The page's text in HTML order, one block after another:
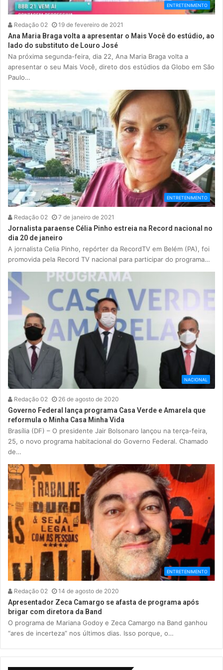
ENTRETENIMENTO
Redação 02 19 de fevereiro de 2021
Ana Maria Braga volta a apresentar o Mais Você do estúdio, ao
lado do substituto de Louro José
Na próxima segunda-feira, dia 22, Ana Maria Braga volta a
apresentar o seu Mais Você, direto dos estúdios da Globo em São
Paulo…
ENTRETENIMENTO
Redação 02 7 de janeiro de 2021
Jornalista paraense Célia Pinho estreia na Record nacional no
dia 20 de janeiro
A jornalista Celia Pinho, repórter da RecordTV em Belém (PA), foi
promovida pela Record TV nacional para participar do programa…
NACIONAL
Redação 02 26 de agosto de 2020
Governo Federal lança programa Casa Verde e Amarela que
reformula o Minha Casa Minha Vida
Brasília (DF) – O presidente Jair Bolsonaro lançou na terça-feira,
25, o novo programa habitacional do Governo Federal. Chamado
de…
ENTRETENIMENTO
Redação 02 14 de agosto de 2020
Apresentador Zeca Camargo se afasta de programa após
brigar com diretora da Band
O programa de Mariana Godoy e Zeca Camargo na Band ganhou
“ares de incerteza” nos últimos dias. Isso porque, o…